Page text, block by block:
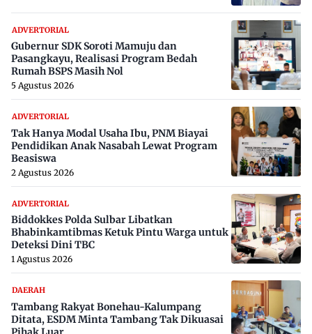
ADVERTORIAL
Gubernur SDK Soroti Mamuju dan
Pasangkayu, Realisasi Program Bedah
Rumah BSPS Masih Nol
5 Agustus 2026
ADVERTORIAL
Tak Hanya Modal Usaha Ibu, PNM Biayai
Pendidikan Anak Nasabah Lewat Program
Beasiswa
2 Agustus 2026
ADVERTORIAL
Biddokkes Polda Sulbar Libatkan
Bhabinkamtibmas Ketuk Pintu Warga untuk
Deteksi Dini TBC
1 Agustus 2026
DAERAH
Tambang Rakyat Bonehau-Kalumpang
Ditata, ESDM Minta Tambang Tak Dikuasai